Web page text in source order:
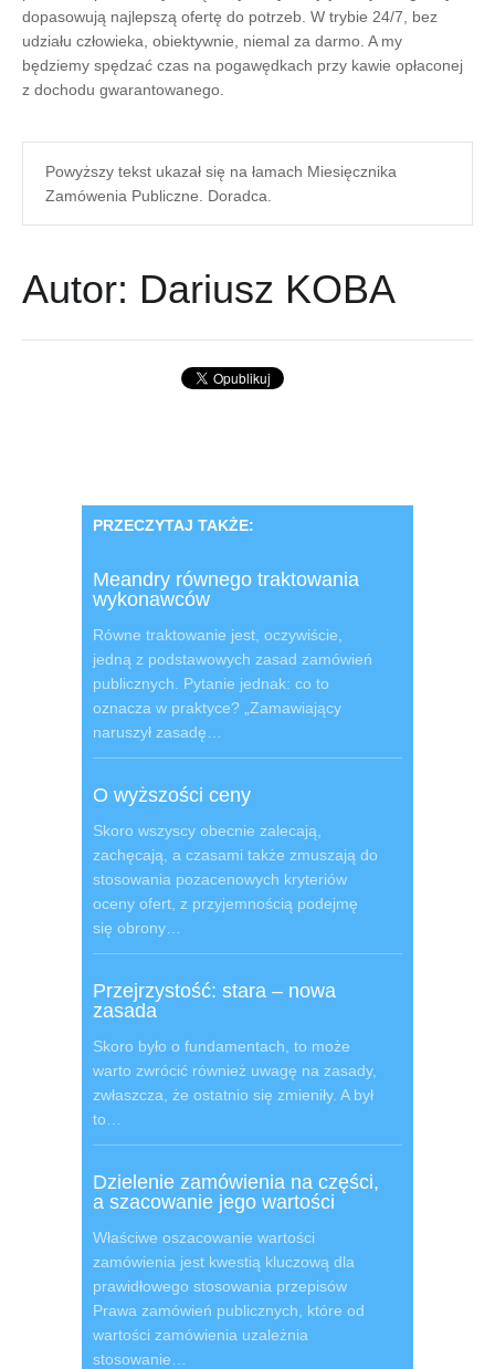
dopasowują najlepszą ofertę do potrzeb. W trybie 24/7, bez
udziału człowieka, obiektywnie, niemal za darmo. A my
będziemy spędzać czas na pogawędkach przy kawie opłaconej
z dochodu gwarantowanego.
Powyższy tekst ukazał się na łamach Miesięcznika
Zamówenia Publiczne. Doradca.
Autor: Dariusz KOBA
PRZECZYTAJ TAKŻE:
Meandry równego traktowania
wykonawców
Równe traktowanie jest, oczywiście,
jedną z podstawowych zasad zamówień
publicznych. Pytanie jednak: co to
oznacza w praktyce? „Zamawiający
naruszył zasadę…
O wyższości ceny
Skoro wszyscy obecnie zalecają,
zachęcają, a czasami także zmuszają do
stosowania pozacenowych kryteriów
oceny ofert, z przyjemnością podejmę
się obrony…
Przejrzystość: stara – nowa
zasada
Skoro było o fundamentach, to może
warto zwrócić również uwagę na zasady,
zwłaszcza, że ostatnio się zmieniły. A był
to…
Dzielenie zamówienia na części,
a szacowanie jego wartości
Właściwe oszacowanie wartości
zamówienia jest kwestią kluczową dla
prawidłowego stosowania przepisów
Prawa zamówień publicznych, które od
wartości zamówienia uzależnia
stosowanie…